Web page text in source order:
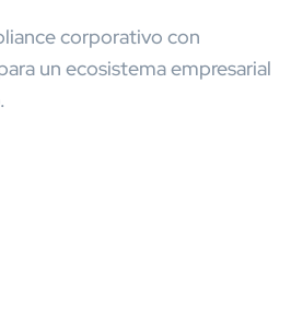
corporativo con
un ecosistema empresarial